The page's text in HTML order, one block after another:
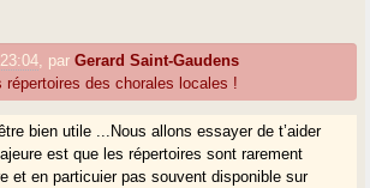
parGerard Saint-Gaudens
répertoires des chorales locales !
bien utile ...Nous allons essayer de t’aider
est que les répertoires sont rarement
et en particuier pas souvent disponible sur